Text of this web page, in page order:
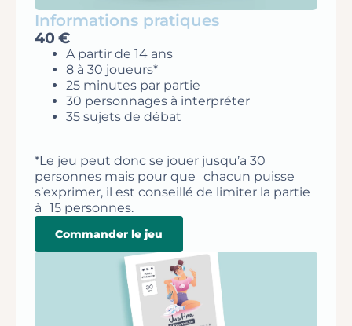
Informations pratiques
40 €
A partir de 14 ans
8 à 30 joueurs*
25 minutes par partie
30 personnages à interpréter
35 sujets de débat
*Le jeu peut donc se jouer jusqu’a 30
personnes mais pour que chacun puisse
s’exprimer, il est conseillé de limiter la partie
à 15 personnes.
Commander le jeu